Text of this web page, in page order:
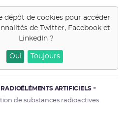
dépôt de cookies pour accéder
deTwitter, Facebook et
LinkedIn ?
Oui Toujours
ARTIFICIELS
de substances radioactives